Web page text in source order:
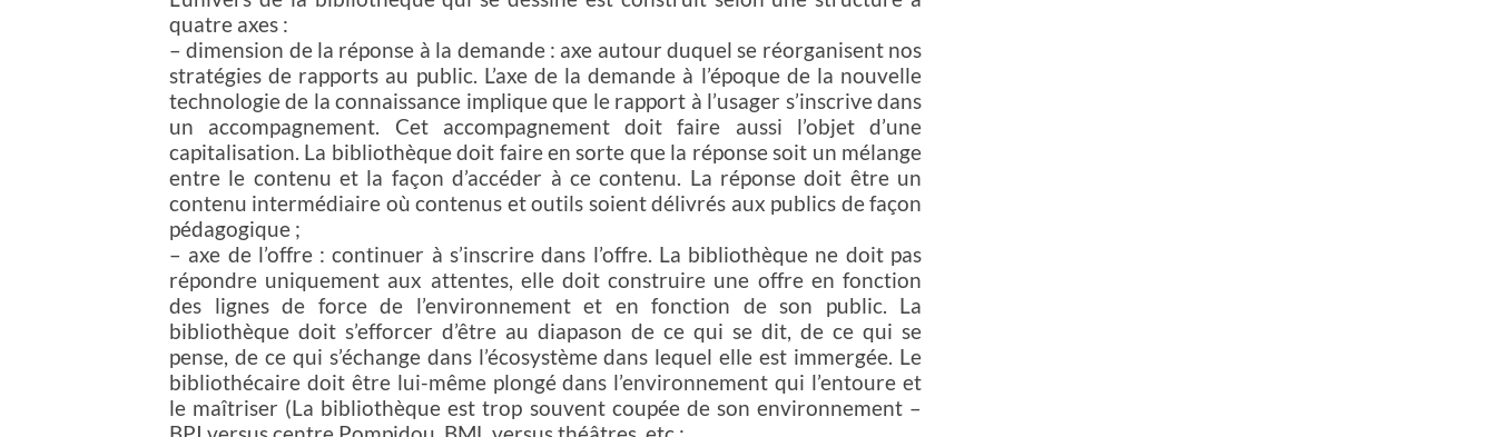
quatre axes :
– dimension de la réponse à la demande : axe autour duquel se réorganisent nos
stratégies de rapports au public. L’axe de la demande à l’époque de la nouvelle
technologie de la connaissance implique que le rapport à l’usager s’inscrive dans
un accompagnement. Cet accompagnement doit faire aussi l’objet d’une
capitalisation. La bibliothèque doit faire en sorte que la réponse soit un mélange
entre le contenu et la façon d’accéder à ce contenu. La réponse doit être un
contenu intermédiaire où contenus et outils soient délivrés aux publics de façon
pédagogique ;
– axe de l’offre : continuer à s’inscrire dans l’offre. La bibliothèque ne doit pas
répondre uniquement aux attentes, elle doit construire une offre en fonction
des lignes de force de l’environnement et en fonction de son public. La
bibliothèque doit s’efforcer d’être au diapason de ce qui se dit, de ce qui se
pense, de ce qui s’échange dans l’écosystème dans lequel elle est immergée. Le
bibliothécaire doit être lui-même plongé dans l’environnement qui l’entoure et
le maîtriser (La bibliothèque est trop souvent coupée de son environnement –